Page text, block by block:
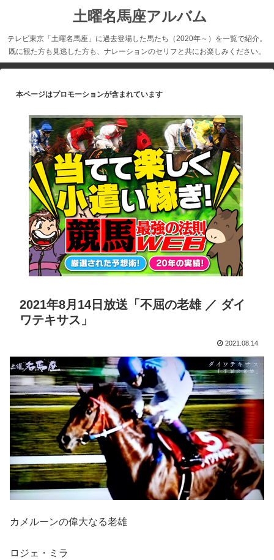
土曜名馬座アルバム
テレビ東京「土曜名馬座」に過去登場した馬たち（2020年～）を一覧で紹介。
既に観た方も見逃した方も、ナレーションのセリフと共にお楽しみください。
本ページはプロモーションが含まれています
2021年8月14日放送「不屈の老雄 ／ ダイ
ワテキサス」
2021.08.14
カメルーンの偉大なる老雄
ロジェ・ミラ